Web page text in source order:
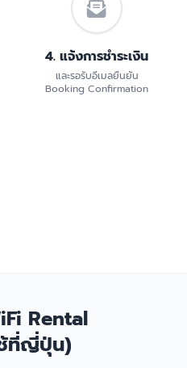
4. แจ้งการชำระเงิน
และรอรับอีเมลยืนยัน
Booking Confirmation
Rental
ที่ญี่ปุ่น)